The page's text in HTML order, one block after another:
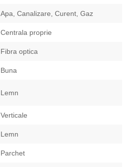
Apa, Canalizare, Curent, Gaz
Centrala proprie
Fibra optica
Buna
Lemn
Verticale
Lemn
Parchet